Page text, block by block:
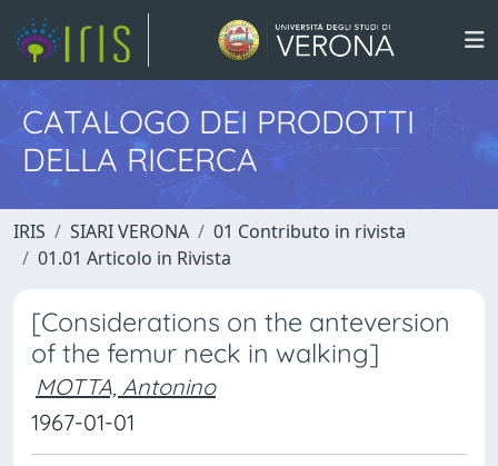
CATALOGO DEI PRODOTTI
DELLA RICERCA
IRIS SIARI VERONA
01 Contributo in rivista
01.01 Articolo in Rivista
[Considerations on the anteversion
of the femur neck in walking]
MOTTA, Antonino
1967-01-01